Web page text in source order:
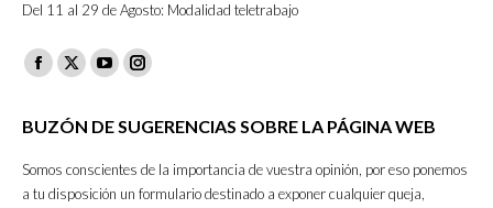
Del 11 al 29 de Agosto: Modalidad teletrabajo
Facebook
opens
new
X
opens
new
YouTube
opens
new
Instagram
opens
in
new
BUZÓN DE SUGERENCIAS SOBRE LA PÁGINA WEB
Somos conscientes de la importancia de vuestra opinión, por eso ponemos
a tu disposición un formulario destinado a exponer cualquier queja,